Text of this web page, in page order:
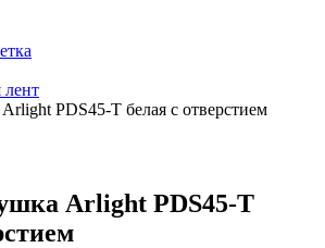
PDS45-T белая с отверстием
Arlight PDS45-T